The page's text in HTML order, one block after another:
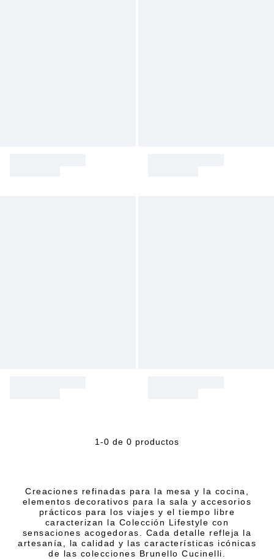
1-0 de 0 productos
Creaciones refinadas para la mesa y la cocina,
elementos decorativos para la sala y accesorios
prácticos para los viajes y el tiempo libre
caracterizan la Colección Lifestyle con
sensaciones acogedoras. Cada detalle refleja la
artesanía, la calidad y las características icónicas
de las colecciones Brunello Cucinelli.